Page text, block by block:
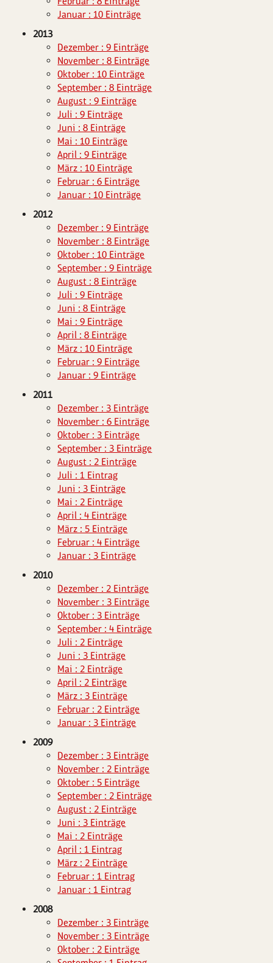
Januar : 10 Einträge
2013
Dezember : 9 Einträge
November : 8 Einträge
Oktober : 10 Einträge
September : 8 Einträge
August : 9 Einträge
Juli : 9 Einträge
Juni : 8 Einträge
Mai : 10 Einträge
April : 9 Einträge
März : 10 Einträge
Februar : 6 Einträge
Januar : 10 Einträge
2012
Dezember : 9 Einträge
November : 8 Einträge
Oktober : 10 Einträge
September : 9 Einträge
August : 8 Einträge
Juli : 9 Einträge
Juni : 8 Einträge
Mai : 9 Einträge
April : 8 Einträge
März : 10 Einträge
Februar : 9 Einträge
Januar : 9 Einträge
2011
Dezember : 3 Einträge
November : 6 Einträge
Oktober : 3 Einträge
September : 3 Einträge
August : 2 Einträge
Juli : 1 Eintrag
Juni : 3 Einträge
Mai : 2 Einträge
April : 4 Einträge
März : 5 Einträge
Februar : 4 Einträge
Januar : 3 Einträge
2010
Dezember : 2 Einträge
November : 3 Einträge
Oktober : 3 Einträge
September : 4 Einträge
Juli : 2 Einträge
Juni : 3 Einträge
Mai : 2 Einträge
April : 2 Einträge
März : 3 Einträge
Februar : 2 Einträge
Januar : 3 Einträge
2009
Dezember : 3 Einträge
November : 2 Einträge
Oktober : 5 Einträge
September : 2 Einträge
August : 2 Einträge
Juni : 3 Einträge
Mai : 2 Einträge
April : 1 Eintrag
März : 2 Einträge
Februar : 1 Eintrag
Januar : 1 Eintrag
2008
Dezember : 3 Einträge
November : 3 Einträge
Oktober : 2 Einträge